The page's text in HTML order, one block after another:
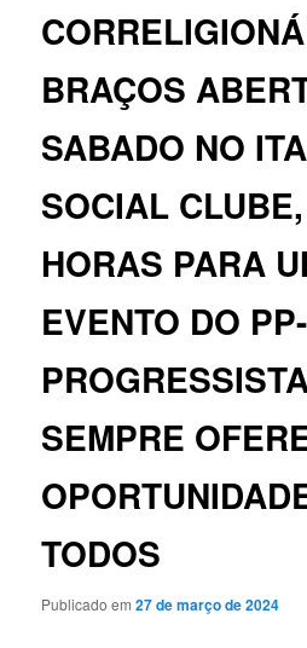
BRAÇOS
SABADO NO
SOCIAL
HORAS PARA
EVENTO DO
SEMPRE
TODOS
Publicado em27 de março de 2024